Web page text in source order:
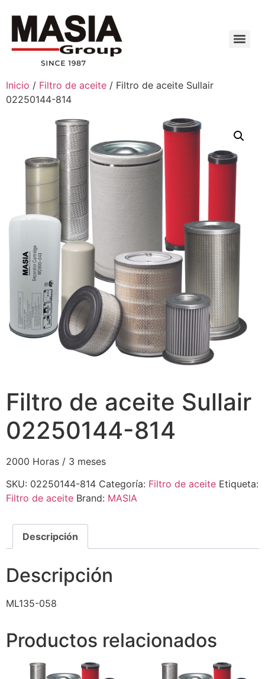
Inicio / Filtro de aceite / Filtro de aceite Sullair
02250144-814
Filtro de aceite Sullair
02250144-814
2000 Horas / 3 meses
SKU: 02250144-814 Categoría: Filtro de aceite Etiqueta:
Filtro de aceite Brand: MASIA
Descripción
Descripción
ML135-058
Productos relacionados